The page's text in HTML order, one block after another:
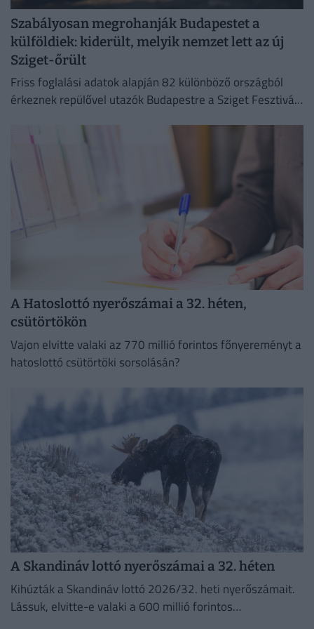
Szabályosan megrohanják Budapestet a
külföldiek: kiderült, melyik nemzet lett az új
Sziget-őrült
Friss foglalási adatok alapján 82 különböző országból
érkeznek repülővel utazók Budapestre a Sziget Fesztivál
A Hatoslottó nyerőszámai a 32. héten,
csütörtökön
Vajon elvitte valaki az 770 millió forintos főnyereményt a
hatoslottó csütörtöki sorsolásán?
A Skandináv lottó nyerőszámai a 32. héten
Kihúzták a Skandináv lottó 2026/32. heti nyerőszámait.
Lássuk, elvitte-e valaki a 600 millió forintos